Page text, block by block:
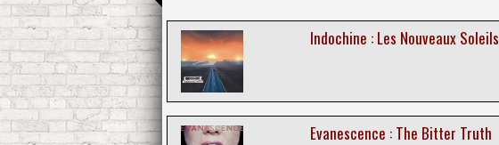
Indochine : Les Nouveaux Soleils
Evanescence : The Bitter Truth